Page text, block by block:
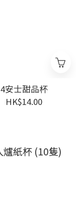
4安士甜品杯
HK$14.00